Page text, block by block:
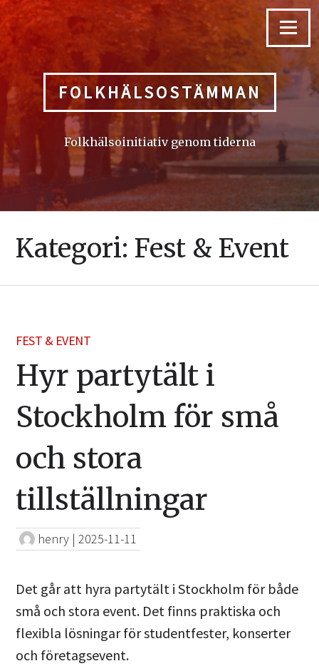
Skip
to
content
Menu
FOLKHÄLSOSTÄMMAN
Folkhälsoinitiativ genom tiderna
Kategori: Fest & Event
FEST & EVENT
Hyr partytält i
Stockholm för små
och stora
tillställningar
henry |2025-11-11
Det går att hyra partytält i Stockholm för både
små och stora event. Det finns praktiska och
flexibla lösningar för studentfester, konserter
och företagsevent.